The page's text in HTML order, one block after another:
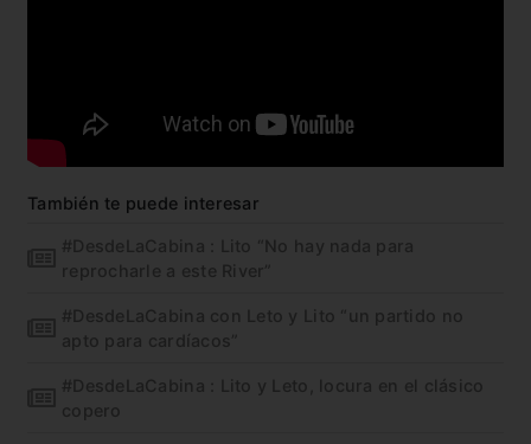
También te puede interesar
#DesdeLaCabina : Lito “No hay nada para
reprocharle a este River”
#DesdeLaCabina con Leto y Lito “un partido no
apto para cardíacos”
#DesdeLaCabina : Lito y Leto, locura en el clásico
copero